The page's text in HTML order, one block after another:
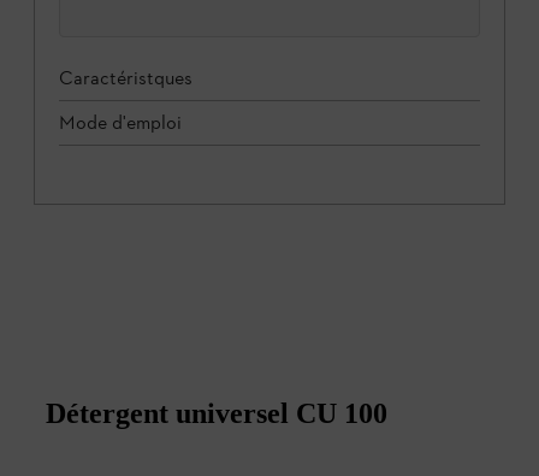
Caractéristques
Mode d'emploi
Détergent universel CU 100